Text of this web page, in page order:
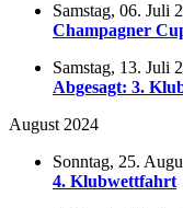
Samstag, 06. Juli
Champagner
Samstag, 13. Juli
Abgesagt: 3.
August 2024
Sonntag, 25.
4. Klubwettfahrt